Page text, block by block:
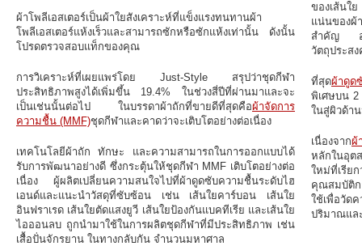
ผ้าโพลีเอสเตอร์เป็นผ้าใยสังเคราะห์ที่แข็งแรงทนทานผ้า
โพลีเอสเตอร์แห้งเร็วและสามารถซักหรือซักแห้งเท่านั้น ดังนั้น
โปรดตรวจสอบแท็กของคุณ
การวิเคราะห์ที่เผยแพร่โดย Just-Style สรุปว่าชุดกีฬา
ประสิทธิภาพสูงได้เพิ่มขึ้น 19.4% ในช่วงสี่ปีที่ผ่านมาและจะ
เป็นเช่นนั้นต่อไป ในบรรดาผ้าถักที่ขายดีที่สุดคือผ้าจัดการ
ความชื้น (MMF)ชุดกีฬาและคาดว่าจะเติบโตอย่างต่อเนื่อง
เทคโนโลยีผ้าถัก ทักษะ และความสามารถในการออกแบบได้
รับการพัฒนาอย่างดี ซึ่งกระตุ้นให้ชุดกีฬา MMF เติบโตอย่างต่อ
เนื่อง ผู้ผลิตเปลี่ยนความสนใจไปที่ผ้าดูดซับความชื้นระดับไฮ
เอนด์และแนะนำวัสดุที่ซับซ้อน เช่น เส้นใยคาร์บอน เส้นใย
อินฟราเรด เส้นใยตัดแสงยูวี เส้นใยป้องกันแบคทีเรีย และเส้นใย
ไอออนลบ ถูกนำมาใช้ในการผลิตชุดกีฬาที่มีประสิทธิภาพ เช่น
เสื้อปั่นจักรยาน ในทางกลับกัน จำนวนมหาศาล
ของเส้นใ
แน่นของผ้
สำคัญ อุต
วัตถุประส
ที่สุดผ้าดูด
พิเศษบน 2
ในสู่ผิวด้า
เนื่องจากผ้
หลักในอุต
ใหม่ที่เรีย
คุณสมบัติก
ใช้เพื่อวัดค
ปริมาณแล